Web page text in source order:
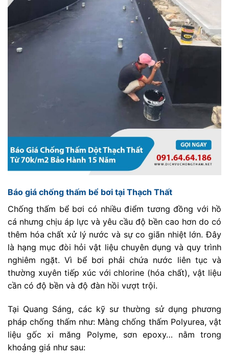
Báo giá chống thấm bể bơi tại Thạch Thất
Chống thấm bể bơi có nhiều điểm tương đồng với hồ
cá nhưng chịu áp lực và yêu cầu độ bền cao hơn do có
thêm hóa chất xử lý nước và sự co giãn nhiệt lớn. Đây
là hạng mục đòi hỏi vật liệu chuyên dụng và quy trình
nghiêm ngặt. Vì bể bơi phải chứa nước liên tục và
thường xuyên tiếp xúc với chlorine (hóa chất), vật liệu
cần có độ bền và độ đàn hồi vượt trội.
Tại Quang Sáng, các kỹ sư thường sử dụng phương
pháp chống thấm như: Màng chống thấm Polyurea, vật
liệu gốc xi măng Polyme, sơn epoxy… nằm trong
khoảng giá như sau: